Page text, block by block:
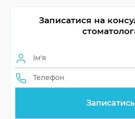
дантисти висококласні
процедури. Ви навіть не
завершиться. А головне, ваші
та дуже красивими. Ви станете
щоб продемонструвати білі та
Записатися на